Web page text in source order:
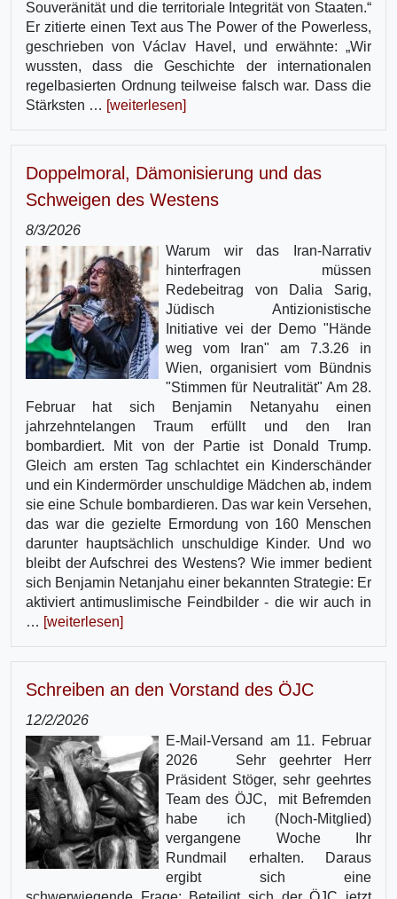
Souveränität und die territoriale Integrität von Staaten.“
Er zitierte einen Text aus The Power of the Powerless,
geschrieben von Václav Havel, und erwähnte: „Wir
wussten, dass die Geschichte der internationalen
regelbasierten Ordnung teilweise falsch war. Dass die
Stärksten … [weiterlesen]
Doppelmoral, Dämonisierung und das
Schweigen des Westens
8/3/2026
Warum wir das Iran-Narrativ
hinterfragen müssen
Redebeitrag von Dalia Sarig,
Jüdisch Antizionistische
Initiative vei der Demo "Hände
weg vom Iran" am 7.3.26 in
Wien, organisiert vom Bündnis
"Stimmen für Neutralität" Am 28.
Februar hat sich Benjamin Netanyahu einen
jahrzehntelangen Traum erfüllt und den Iran
bombardiert. Mit von der Partie ist Donald Trump.
Gleich am ersten Tag schlachtet ein Kinderschänder
und ein Kindermörder unschuldige Mädchen ab, indem
sie eine Schule bombardieren. Das war kein Versehen,
das war die gezielte Ermordung von 160 Menschen
darunter hauptsächlich unschuldige Kinder. Und wo
bleibt der Aufschrei des Westens? Wie immer bedient
sich Benjamin Netanjahu einer bekannten Strategie: Er
aktiviert antimuslimische Feindbilder - die wir auch in
… [weiterlesen]
Schreiben an den Vorstand des ÖJC
12/2/2026
E-Mail-Versand am 11. Februar
2026 Sehr geehrter Herr
Präsident Stöger, sehr geehrtes
Team des ÖJC, mit Befremden
habe ich (Noch-Mitglied)
vergangene Woche Ihr
Rundmail erhalten. Daraus
ergibt sich eine